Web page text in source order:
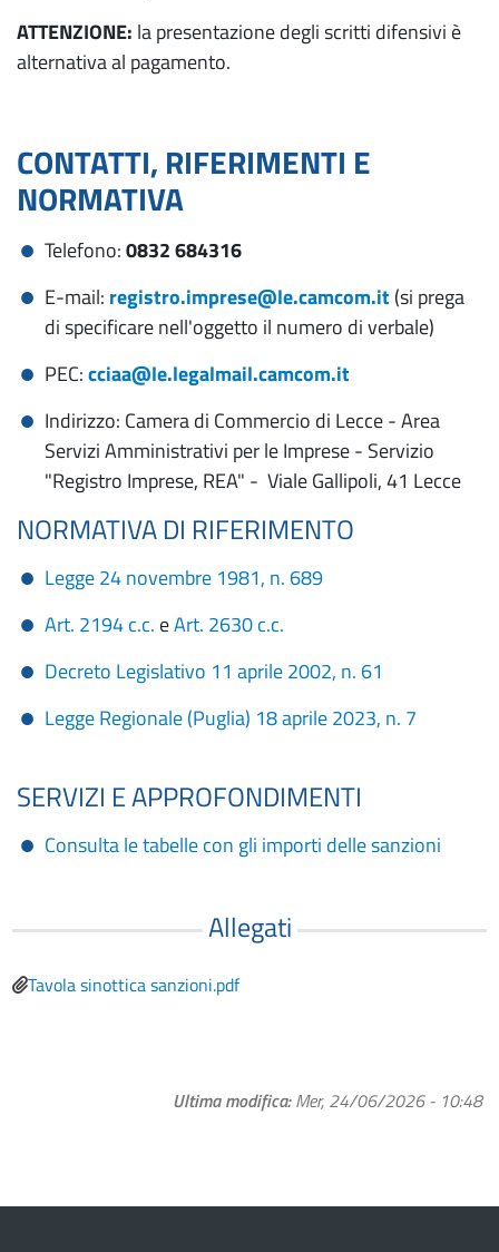
ATTENZIONE: la presentazione degli scritti difensivi è
alternativa al pagamento.
CONTATTI, RIFERIMENTI E
NORMATIVA
Telefono:0832 684316
E-mail: registro.imprese@le.camcom.it(si prega
di specificare nell'oggetto il numero di verbale)
PEC:cciaa@le.legalmail.camcom.it
Indirizzo: Camera di Commercio di Lecce - Area
Servizi Amministrativi per le Imprese - Servizio
"Registro Imprese, REA" - Viale Gallipoli, 41 Lecce
NORMATIVA DI RIFERIMENTO
Legge 24 novembre 1981, n. 689
Art. 2194 c.c. eArt. 2630 c.c.
Decreto Legislativo 11 aprile 2002, n. 61
Legge Regionale (Puglia) 18 aprile 2023, n. 7
SERVIZI E APPROFONDIMENTI
Consulta le tabelle con gli importi delle sanzioni
Allegati
File
Tavola sinottica sanzioni.pdf
Ultima modifica Mer, 24/06/2026 - 10:48